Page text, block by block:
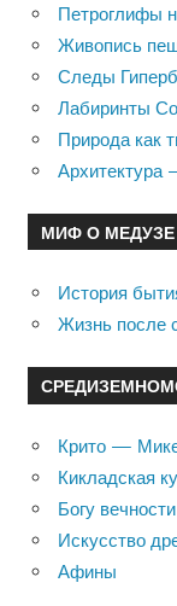
Петроглифы
Живопись
Следы
Лабиринты
Природа как
Архитектура
МИФ О МЕДУЗЕ
История
Жизнь после
Крито —
Кикладская
Богу
Искусство
Афины